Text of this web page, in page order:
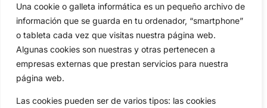
Una cookie o galleta informática es un pequeño archivo de
información que se guarda en tu ordenador, “smartphone”
o tableta cada vez que visitas nuestra página web.
Algunas cookies son nuestras y otras pertenecen a
empresas externas que prestan servicios para nuestra
página web.
Las cookies pueden ser de varios tipos: las cookies
Amateurs
Circuitos
Especiales
Reglas
Vídeos
De Interés
Compañía
Aviso Legal
Política de Privacidad